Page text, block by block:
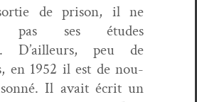
de prison, il ne
pas ses études
D’ailleurs, peu de
en 1952 il est de nou­
Il avait écrit un